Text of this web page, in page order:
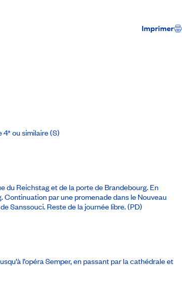
Imprimer
4*ou similaire (S)
du Reichstag et de la porte de Brandebourg. En
Continuation par une promenade dans le Nouveau
Sanssouci. Reste de la journée libre. (PD)
l’opéra Semper, en passant par la cathédrale et